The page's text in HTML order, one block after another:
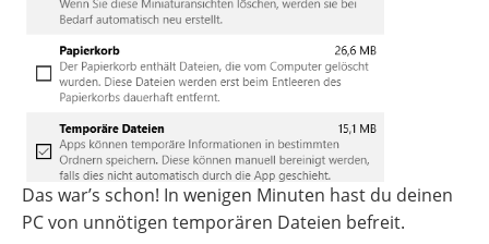
Das war’s schon! In wenigen Minuten hast du deinen
PC von unnötigen temporären Dateien befreit.